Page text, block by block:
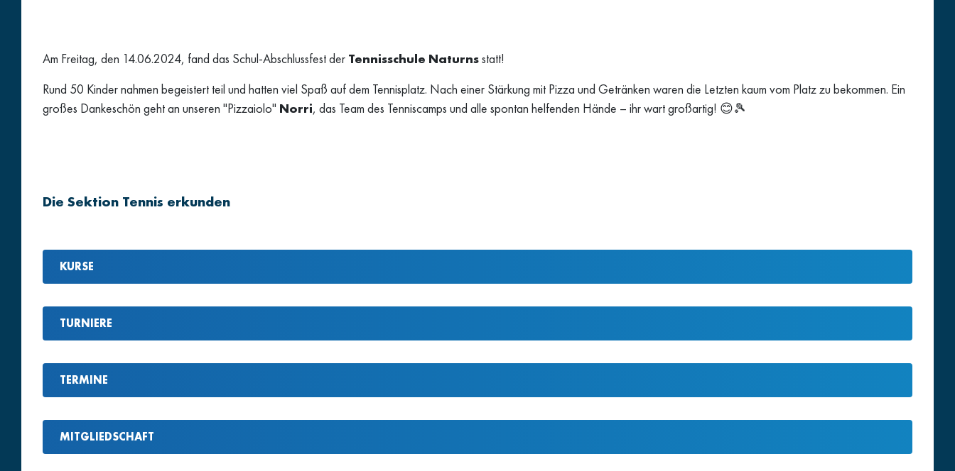
Am Freitag, den 14.06.2024, fand das Schul-Abschlussfest der Tennisschule Naturnsstatt!
Rund 50 Kinder nahmen begeistert teil und hatten viel Spaß auf dem Tennisplatz. Nach einer Stärkung mit Pizza und Getränken waren die Letzten kaum vom Platz zu bekommen. Ein
großes Dankeschön geht an unseren "Pizzaiolo" Norri, das Team des Tenniscamps und alle spontan helfenden Hände – ihr wart großartig! 😊🎾
Die Sektion Tennis erkunden
KURSE
TURNIERE
TERMINE
MITGLIEDSCHAFT